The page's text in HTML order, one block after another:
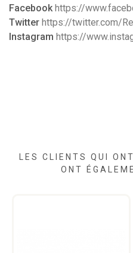
Facebookhttps://
Twitter https://twitter.com/
Instagram https://
LES CLIENTS QUI
ONT